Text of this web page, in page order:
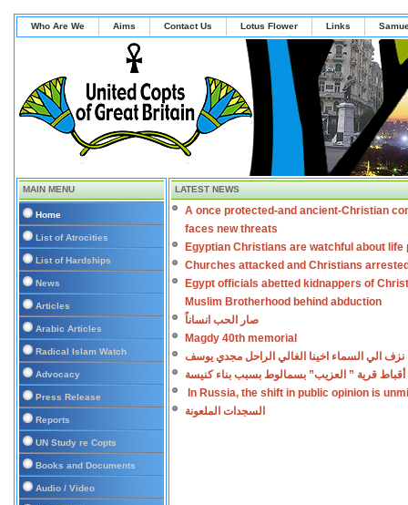
Who Are We Aims Contact Us Lotus Flower Links
MAIN MENU
Home
List of Atrocities
List of Hardships
News
Articles
Arabic Articles
Radical Islam Watch
Advocacy
Press Release
Reports
UN Study re Copts
Books and Documents
Audio / Video
LATEST NEWS
A once protected-and ancient-Christian
faces new threats
Egyptian Christians are watchful about life
Churches attacked and Christians
Egypt officials abetted kidnappers of
Muslim Brotherhood behind abduction
صار الحب انساناً
Magdy 40th memorial
نزف الي السماء اخينا الغالي الراحل مجدي يوسف
أقباط قرية ” العزيب” بسمالوط بسبب بناء كنيسة
In Russia, the shift in public opinion is
السجدات الملعونة